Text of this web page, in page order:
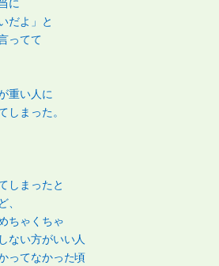
に
だよ」と
ってて
重い人に
しまった。
しまったと
、
ちゃくちゃ
ない方がいい人
ってなかった頃